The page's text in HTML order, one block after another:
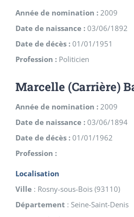
Année de nomination : 2009
Date de naissance : 03/06/1892
Date de décès : 01/01/1951
Profession : Politicien
Marcelle (Carrière)
Année de nomination : 2009
Date de naissance : 03/06/1894
Date de décès : 01/01/1962
Profession :
Localisation
Ville : Rosny-sous-Bois (93110)
Département : Seine-Saint-Denis